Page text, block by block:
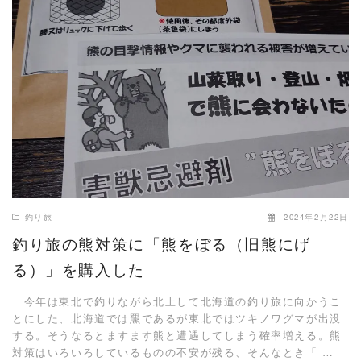
READ MORE
釣り旅 2024年2月22日
釣り旅の熊対策に「熊をぼる（旧熊にげ
る）」を購入した
今年は東北で釣りながら北上して北海道の釣り旅に向かうこ
とにした、北海道では羆であるが東北ではツキノワグマが出没
する。そうなるとますます熊と遭遇してしまう確率増える。熊
対策はいろいろしているものの不安が残る、そんなとき「 …